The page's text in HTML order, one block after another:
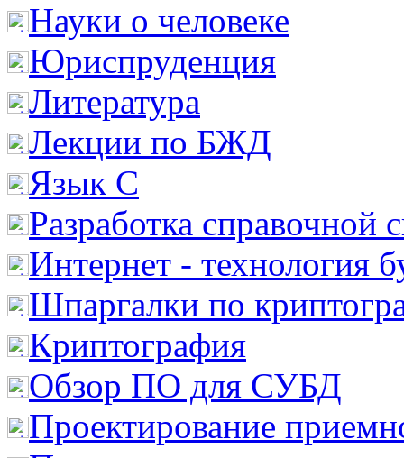
Науки о человеке
Юриспруденция
Литература
Лекции по БЖД
Язык С
Разработка справочной
Интернет - технология
Шпаргалки по
Криптография
Обзор ПО для СУБД
Проектирование